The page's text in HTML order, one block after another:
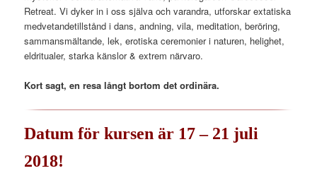
Retreat. Vi dyker in i oss själva och varandra, utforskar extatiska
medvetandetillstånd i dans, andning, vila, meditation, beröring,
sammansmältande, lek, erotiska ceremonier i naturen, helighet,
eldritualer, starka känslor & extrem närvaro.
Kort sagt, en resa långt bortom det ordinära.
Datum för kursen är 17 – 21 juli
2018!